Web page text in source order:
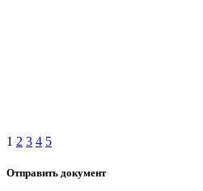
1 2 3 4 5
Отправить документ